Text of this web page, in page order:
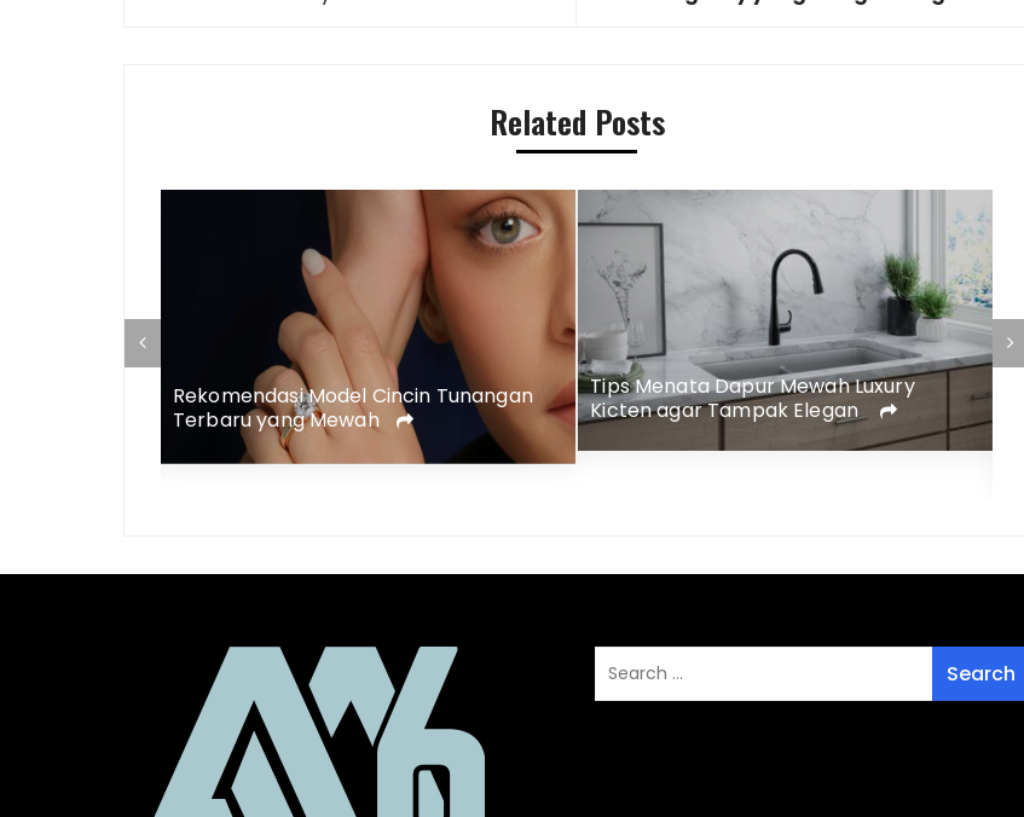
Related Posts
Rekomendasi Model Cincin Tunangan
Terbaru yang Mewah
Tips Menata Dapur Mewah Luxury
Kicten agar Tampak Elegan